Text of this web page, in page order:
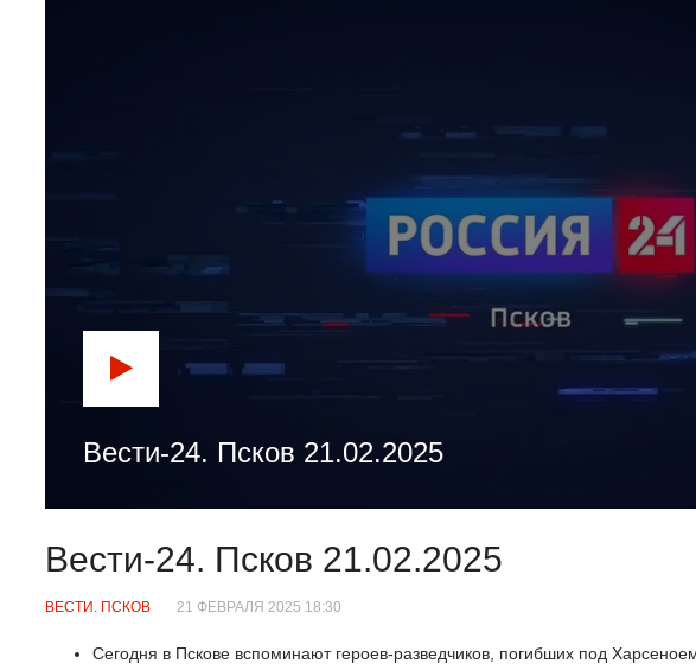
Вести-24. Псков 21.02.2025
Вести-24. Псков 21.02.2025
ВЕСТИ. ПСКОВ 21 ФЕВРАЛЯ 2025 18:30
Сегодня в Пскове вспоминают героев-разведчиков, погибших под